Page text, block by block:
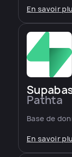
En savoir
Pathta
Base de
En savoir